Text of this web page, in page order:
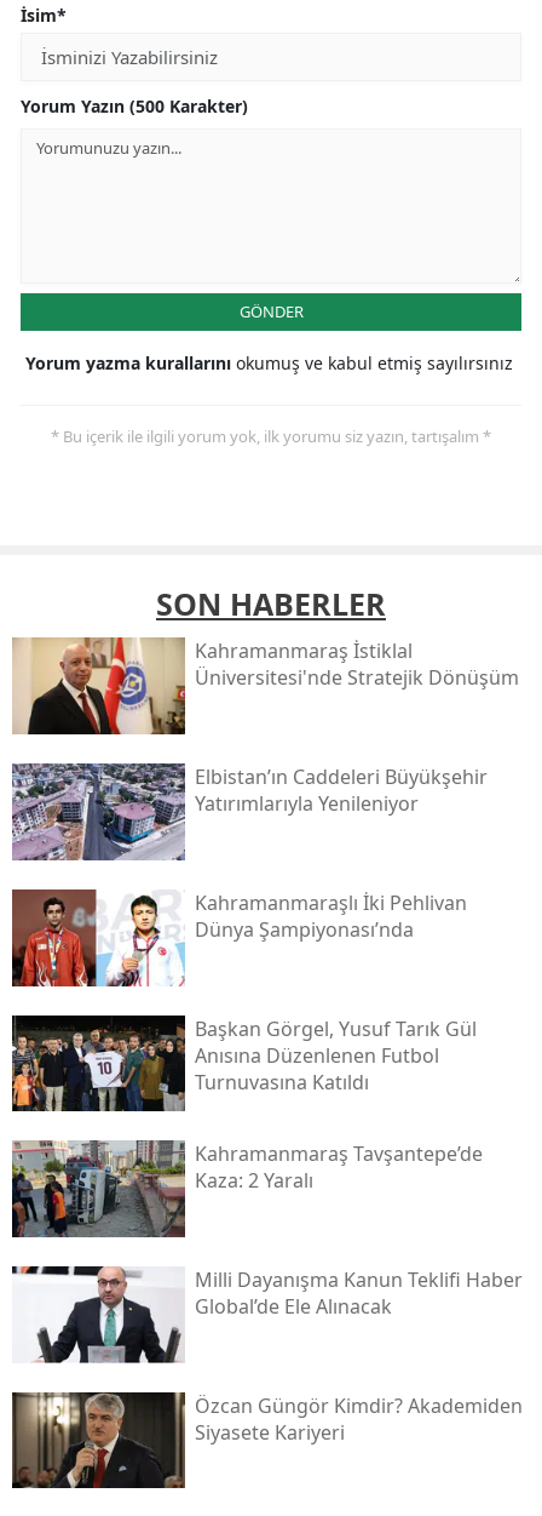
İsim*
Yorum Yazın (500 Karakter)
GÖNDER
Yorum yazma kurallarını okumuş ve kabul etmiş sayılırsınız
* Bu içerik ile ilgili yorum yok, ilk yorumu siz yazın, tartışalım *
SON HABERLER
Kahramanmaraş İstiklal
Üniversitesi'nde Stratejik Dönüşüm
Elbistan’ın Caddeleri Büyükşehir
Yatırımlarıyla Yenileniyor
Kahramanmaraşlı İki Pehlivan
Dünya Şampiyonası’nda
Başkan Görgel, Yusuf Tarık Gül
Anısına Düzenlenen Futbol
Turnuvasına Katıldı
Kahramanmaraş Tavşantepe’de
Kaza: 2 Yaralı
Milli Dayanışma Kanun Teklifi Haber
Global’de Ele Alınacak
Özcan Güngör Kimdir? Akademiden
Siyasete Kariyeri